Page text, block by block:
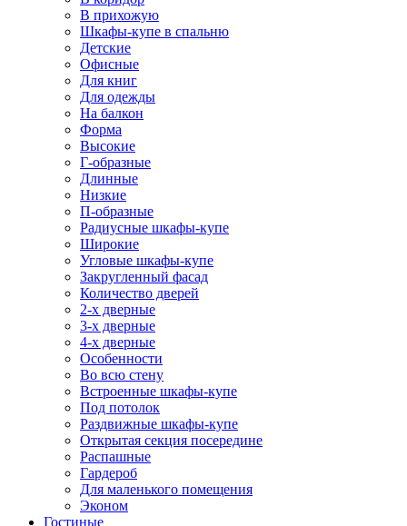
В прихожую
Шкафы-купе в спальню
Детские
Офисные
Для книг
Для одежды
На балкон
Форма
Высокие
Г-образные
Длинные
Низкие
П-образные
Радиусные шкафы-купе
Широкие
Угловые шкафы-купе
Закругленный фасад
Количество дверей
2-х дверные
3-х дверные
4-х дверные
Особенности
Во всю стену
Встроенные шкафы-купе
Под потолок
Раздвижные шкафы-купе
Открытая секция посередине
Распашные
Гардероб
Для маленького помещения
Эконом
Гостиные